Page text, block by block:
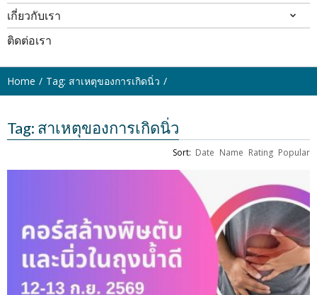
เกี่ยวกับเรา
ติดต่อเรา
Home Tag: สาเหตุของการเกิดนิ่ว
Tag: สาเหตุของการเกิดนิ่ว
Sort: Date Name Rating Popular